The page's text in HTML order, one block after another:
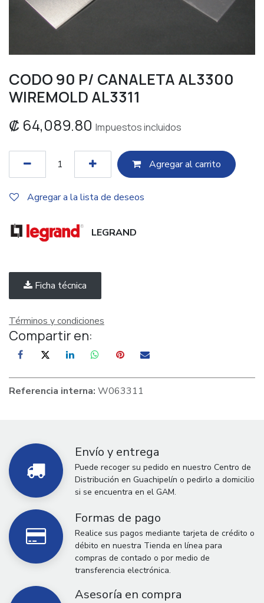
CODO 90 P/ CANALETA AL3300
WIREMOLD AL3311
₡ 64,089.80 Impuestos incluidos
Agregar al c​​arrito
Agregar a la lista de deseos
LEGRAND
Ficha técnica
Términos y condiciones
Compartir en:
Referencia interna: W063311
Envío y entrega
Puede recoger su pedido en nuestro Centro de
Distribución en Guachipelín o pedirlo a domicilio
si se encuentra en el GAM.
Formas de pago
Realice sus pagos mediante tarjeta de crédito o
débito en nuestra Tienda en línea para
compras de contado o por medio de
transferencia electrónica.
Asesoría en compra